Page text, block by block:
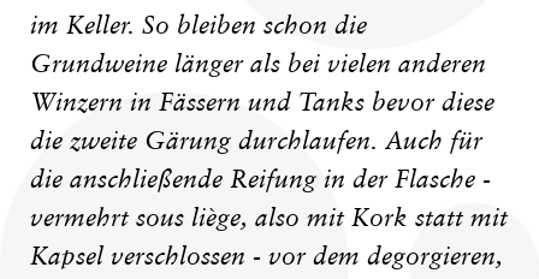
im Keller. So bleiben schon die
Grundweine länger als bei vielen anderen
Winzern in Fässern und Tanks bevor diese
die zweite Gärung durchlaufen. Auch für
die anschließende Reifung in der Flasche -
vermehrt sous liège, also mit Kork statt mit
Kapsel verschlossen - vor dem degorgieren,